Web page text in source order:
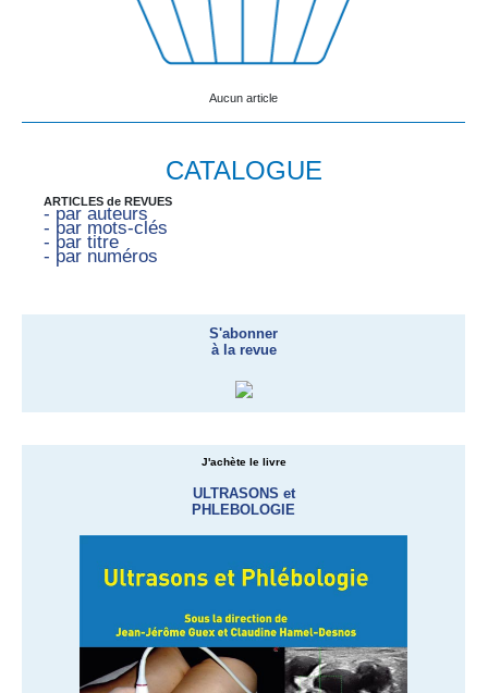
Aucun article
CATALOGUE
ARTICLES de REVUES
- par auteurs
- par mots-clés
- par titre
- par numéros
S'abonner
à la revue
J'achète le livre
ULTRASONS et
PHLEBOLOGIE